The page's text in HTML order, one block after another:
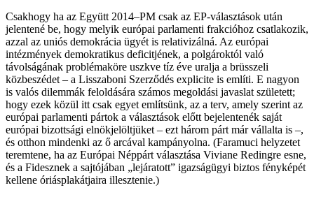
Csakhogy ha az Együtt 2014–PM csak az EP-választások után
jelentené be, hogy melyik európai parlamenti frakcióhoz csatlakozik,
azzal az uniós demokrácia ügyét is relativizálná. Az európai
intézmények demokratikus deficitjének, a polgároktól való
távolságának problémaköre uszkve tíz éve uralja a brüsszeli
közbeszédet – a Lisszaboni Szerződés explicite is említi. E nagyon
is valós dilemmák feloldására számos megoldási javaslat született;
hogy ezek közül itt csak egyet említsünk, az a terv, amely szerint az
európai parlamenti pártok a választások előtt bejelentenék saját
európai bizottsági elnökjelöltjüket – ezt három párt már vállalta is –,
és otthon mindenki az ő arcával kampányolna. (Faramuci helyzetet
teremtene, ha az Európai Néppárt választása Viviane Redingre esne,
és a Fidesznek a sajtójában „lejáratott” igazságügyi biztos fényképét
kellene óriásplakátjaira illesztenie.)